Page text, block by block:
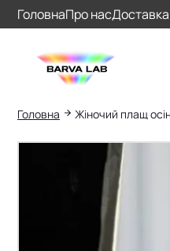
ГоловнаПро нас
Головна Жіночий плащ